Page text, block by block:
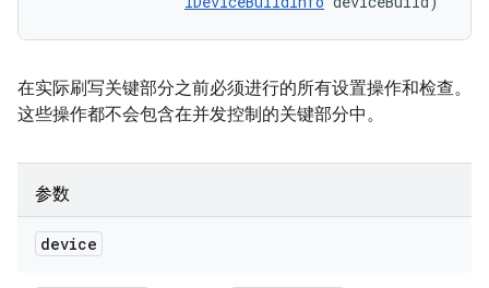
在实际刷写关键部分之前必须进行的所有设置操作和检查。
这些操作都不会包含在并发控制的关键部分中。
参数
device